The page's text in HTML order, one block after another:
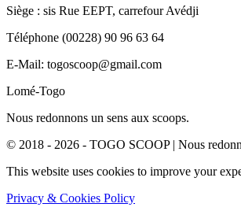
Siège : sis Rue EEPT, carrefour Avédji
Téléphone (00228) 90 96 63 64
E-Mail: togoscoop@gmail.com
Lomé-Togo
Nous redonnons un sens aux scoops.
© 2018 - 2026 - TOGO SCOOP | Nous
This website uses cookies to improve your
Privacy & Cookies Policy